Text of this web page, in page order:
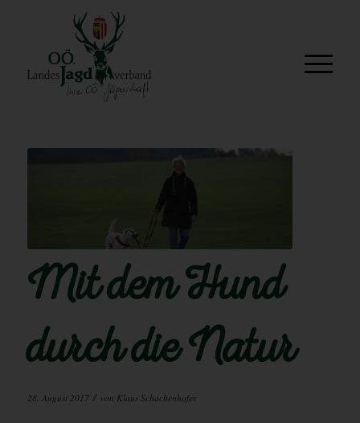
Mit dem Hund
durch die Natur
28. August 2017 / von Klaus Schachenhofer